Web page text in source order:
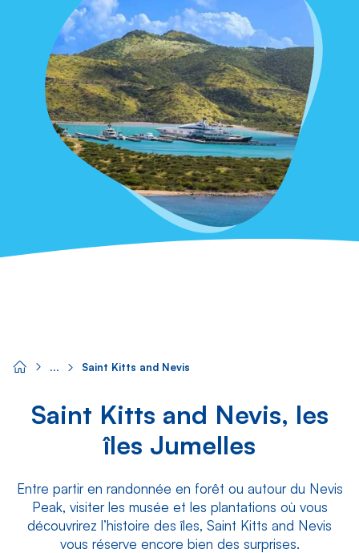
Saint Kitts and Nevis
Saint Kitts and Nevis, les
îles Jumelles
Entre partir en randonnée en forêt ou autour du Nevis
Peak, visiter les musée et les plantations où vous
découvrirez l’histoire des îles, Saint Kitts and Nevis
vous réserve encore bien des surprises.